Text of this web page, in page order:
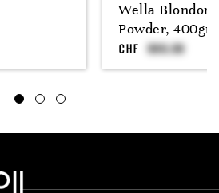
Wella Blondor
Powder, 400gr
CHF